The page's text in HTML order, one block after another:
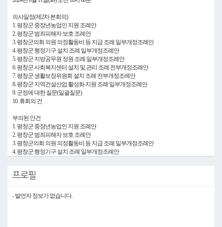
의사일정(제2차 본회의)
1. 평창군 중장년농업인 지원 조례안
2. 평창군 범죄피해자 보호 조례안
3. 평창군의회 의원 의정활동비 등 지급 조례 일부개정조례안
4. 평창군 행정기구 설치 조례 일부개정조례안
5. 평창군 지방공무원 정원 조례 일부개정조례안
6. 평창군 사회복지센터 설치 및 관리 조례 전부개정조례안
7. 평창군 생활보장위원회 설치 조례 전부개정조례안
8. 평창군 지역건설산업 활성화 지원 조례 일부개정조례안
9. 군정에 대한 질문(일괄질문)
10. 휴회의 건
부의된 안건
1. 평창군 중장년농업인 지원 조례안
2. 평창군 범죄피해자 보호 조례안
3. 평창군의회 의원 의정활동비 등 지급 조례 일부개정조례안
4. 평창군 행정기구 설치 조례 일부개정조례안
7. 평창군 생활보장위원회 설치 조례 전부개정조례안
원회 제출)
프로필
- 발언자 정보가 없습니다.